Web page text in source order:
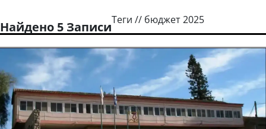
Теги // бюджет 2025
Найдено 5 Записи